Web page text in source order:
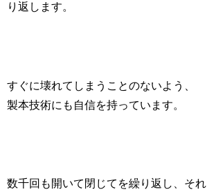
り返します。
すぐに壊れてしまうことのないよう、
製本技術にも自信を持っています。
数千回も開いて閉じてを繰り返し、それ